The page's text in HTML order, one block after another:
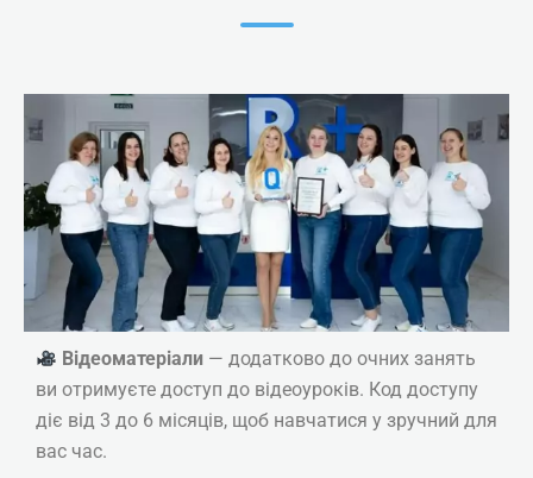
Косметолог-естетист
(косметологія обличчя, тіла та
інноваційні методи). Експерт-
рівень (Професійна
Кваліфікація: Косметик вищого
класу)
Online | Offline
Відеоматеріали — додатково до очних занять
ви отримуєте доступ до відеоуроків. Код доступу
діє від 3 до 6 місяців, щоб навчатися у зручний для
вас час.